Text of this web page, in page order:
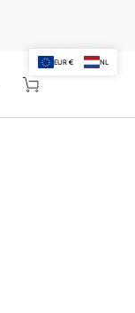
Winkelwagen
EUR € NL